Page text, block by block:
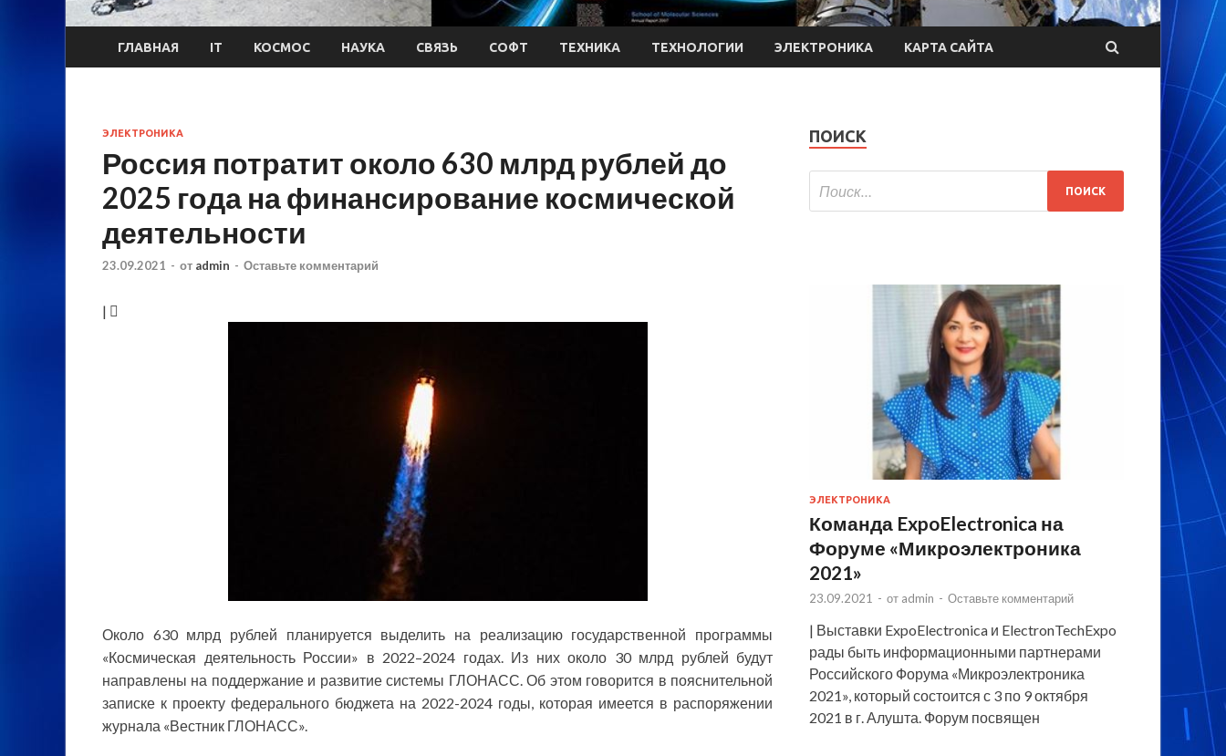
ГЛАВНАЯ IT КОСМОС НАУКА СВЯЗЬ СОФТ ТЕХНИКА ТЕХНОЛОГИИ ЭЛЕКТРОНИКА КАРТА САЙТА
ЭЛЕКТРОНИКА
Россия потратит около 630 млрд рублей до
2025 года на финансирование космической
деятельности
23.09.2021 - от admin - Оставьте комментарий
|
Около 630 млрд рублей планируется выделить на реализацию государственной программы
«Космическая деятельность России» в 2022–2024 годах. Из них около 30 млрд рублей будут
направлены на поддержание и развитие системы ГЛОНАСС. Об этом говорится в пояснительной
записке к проекту федерального бюджета на 2022-2024 годы, которая имеется в распоряжении
журнала «Вестник ГЛОНАСС».
ПОИСК
ЭЛЕКТРОНИКА
Команда ExpoElectronica на
Форуме «Микроэлектроника
2021»
23.09.2021 - от admin - Оставьте комментарий
| Выставки ExpoElectronica и ElectronTechExpo
рады быть информационными партнерами
Российского Форума «Микроэлектроника
2021», который состоится с 3 по 9 октября
2021 в г. Алушта. Форум посвящен